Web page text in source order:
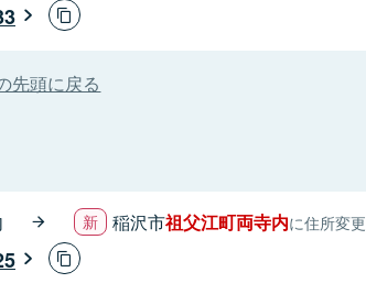
先頭に戻る
稲沢市祖父江町両寺内に住所変更